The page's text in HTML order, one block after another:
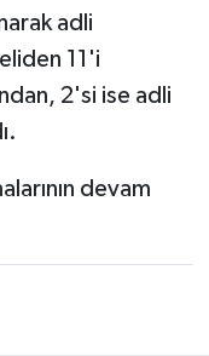
adli
11'i
2'si ise adli
devam